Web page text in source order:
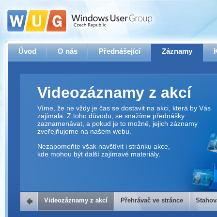
Úvod O nás Přednášející Záznamy
Videozáznamy z akcí
Víme, že ne vždy je čas se dostavit na akci, která by Vás
zajímala. Z toho důvodu, se snažíme přednášky
zaznamenávat, a pokud je to možné, jejich záznamy
zveřejňujeme na našem webu.
Nezapomeňte však navštívit i stránku akce,
kde mohou být další zajímavé materiály.
Přehrávač ve stránce
Videozáznamy z akcí Přehrávač ve stránce